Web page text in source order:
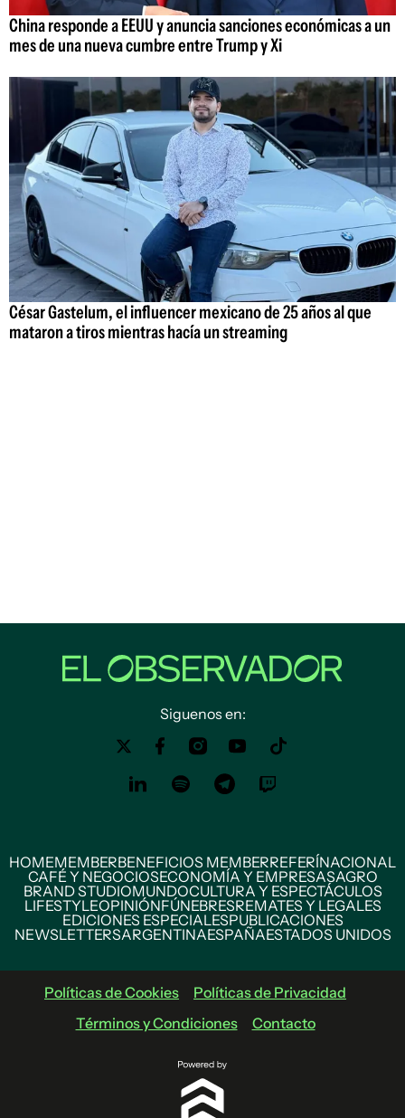
China responde a EEUU y anuncia sanciones económicas a un
mes de una nueva cumbre entre Trump y Xi
César Gastelum, el influencer mexicano de 25 años al que
mataron a tiros mientras hacía un streaming
Siguenos en:
HOMEMEMBERBENEFICIOS MEMBERREFERÍNACIONAL
CAFÉ Y NEGOCIOSECONOMÍA Y EMPRESASAGRO
BRAND STUDIOMUNDOCULTURA Y ESPECTÁCULOS
LIFESTYLEOPINIÓNFÚNEBRESREMATES Y LEGALES
EDICIONES ESPECIALESPUBLICACIONES
NEWSLETTERSARGENTINAESPAÑAESTADOS UNIDOS
Políticas de Cookies
Políticas de Privacidad
Términos y Condiciones
Contacto